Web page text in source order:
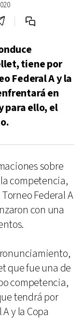
tiene por
Federal A y la
en
para ello, el
sobre
competencia,
Federal A
con una
que fue una de
competencia,
tendrá por
y la Copa